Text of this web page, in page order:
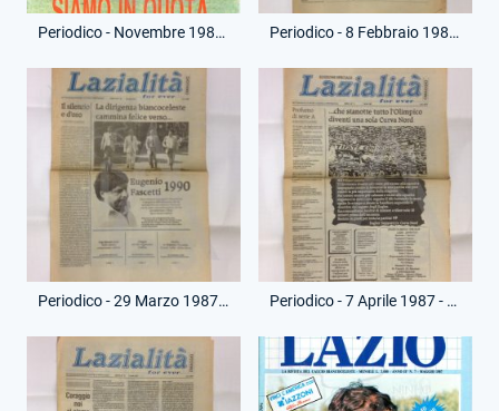
Periodico - Novembre 1986 - Super Lazio Periodico - 8 Febbraio 1987 - Lazialità - Lazio-Parma
Periodico - 29 Marzo 1987 - Lazialità - Lazio-Campobasso Periodico - 7 Aprile 1987 - Lazialità - Lazio-Juventus